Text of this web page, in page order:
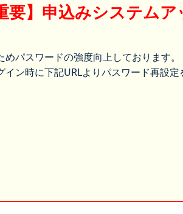
要】申込みシステム
パスワードの強度向上しております。
ン時に下記URLよりパスワード再設定